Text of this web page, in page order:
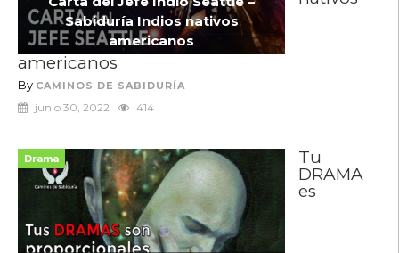
Sabiduría Indios nativos
americanos
americanos
By CAMINOS DE SABIDURÍA
junio 30, 2022 414
Drama
Tu
DRAMA
es